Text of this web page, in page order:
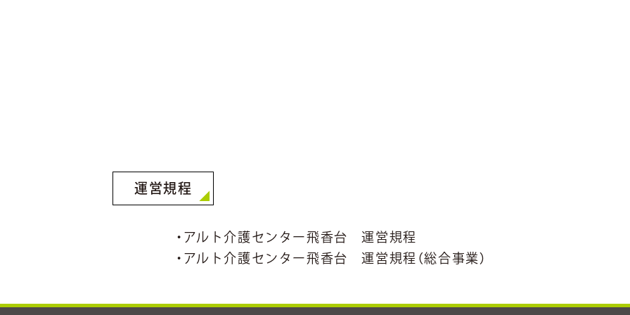
運営規程
・ アルト介護センター飛香台 運営規程
・ アルト介護センター飛香台 運営規程（総合事業）